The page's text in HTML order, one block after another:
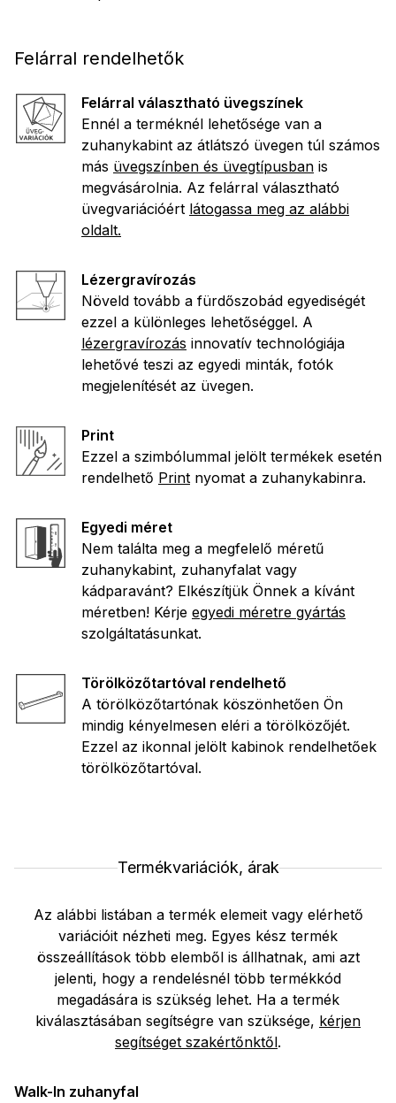
Felárral rendelhetők
Felárral választható üvegszínek
Ennél a terméknél lehetősége van a
zuhanykabint az átlátszó üvegen túl számos
más üvegszínben és üvegtípusban is
megvásárolnia. Az felárral választható
üvegvariációért látogassa meg az alábbi
oldalt.
Lézergravírozás
Növeld tovább a fürdőszobád egyediségét
ezzel a különleges lehetőséggel. A
lézergravírozás innovatív technológiája
lehetővé teszi az egyedi minták, fotók
megjelenítését az üvegen.
Print
Ezzel a szimbólummal jelölt termékek esetén
rendelhető Print nyomat a zuhanykabinra.
Egyedi méret
Nem találta meg a megfelelő méretű
zuhanykabint, zuhanyfalat vagy
kádparavánt? Elkészítjük Önnek a kívánt
méretben! Kérje egyedi méretre gyártás
szolgáltatásunkat.
Törölközőtartóval rendelhető
A törölközőtartónak köszönhetően Ön
mindig kényelmesen eléri a törölközőjét.
Ezzel az ikonnal jelölt kabinok rendelhetőek
törölközőtartóval.
Termékvariációk, árak
Az alábbi listában a termék elemeit vagy elérhető
variációit nézheti meg. Egyes kész termék
összeállítások több elemből is állhatnak, ami azt
jelenti, hogy a rendelésnél több termékkód
megadására is szükség lehet. Ha a termék
kiválasztásában segítségre van szüksége, kérjen
segítséget szakértőnktől.
Walk-In zuhanyfal